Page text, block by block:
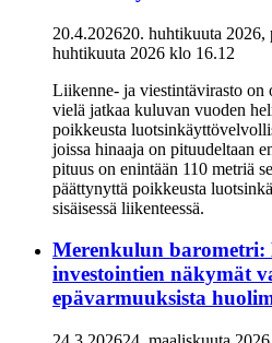
20.4.202620. huhtikuuta 2026,
huhtikuuta 2026 klo 16.12
Liikenne- ja viestintävirasto on
vielä jatkaa kuluvan vuoden
poikkeusta
joissa hinaaja on pituudeltaan
pituus on enintään 110 metriä
päättynyttä poikkeusta
sisäisessä liikenteessä.
Merenkulun barometri:
investointien näkymät
epävarmuuksista